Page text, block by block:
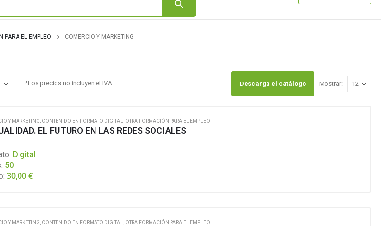
PARA EL EMPLEO COMERCIO Y MARKETING
*Los precios no incluyen el IVA. Descarga el catálogo Mostrar:
Y MARKETING, CONTENIDO EN FORMATO DIGITAL, OTRA FORMACIÓN PARA EL EMPLEO
EL FUTURO EN LAS REDES SOCIALES
Digital
50
30,00€
Y MARKETING CONTENIDO EN FORMATO DIGITAL OTRA FORMACIÓN PARA EL EMPLEO